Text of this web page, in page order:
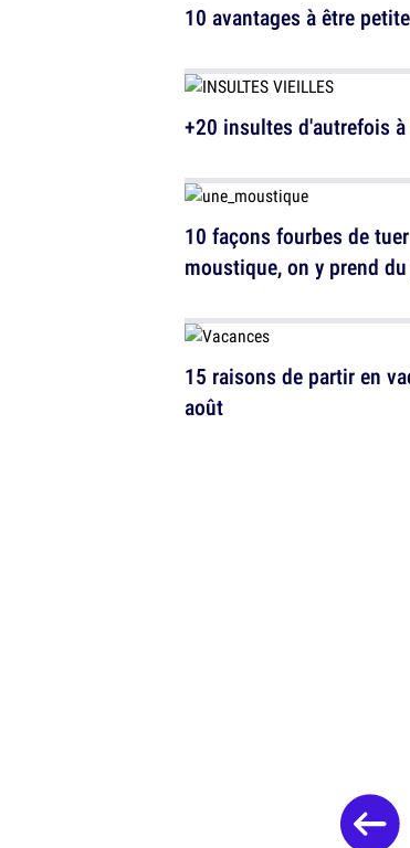
10 avantages à être petite
+20 insultes d'autrefois
10 façons fourbes de
moustique, on y prend
15 raisons de partir en
août